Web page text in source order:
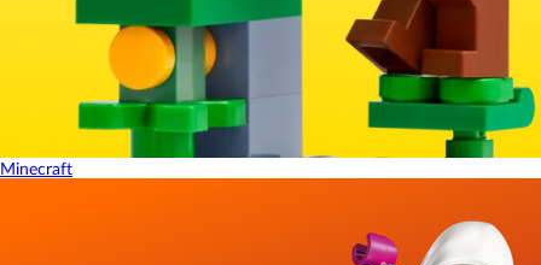
Minecraft